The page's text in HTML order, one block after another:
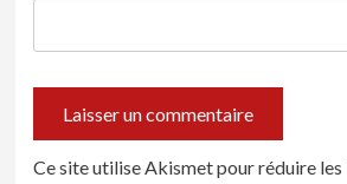
Ce site utilise Akismet pour réduire les